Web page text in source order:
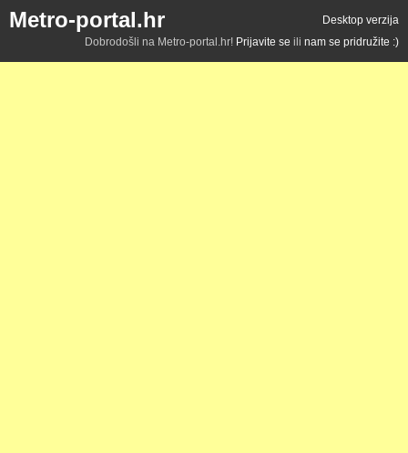
Metro-portal.hr
Desktop verzija
Dobrodošli na Metro-portal.hr! Prijavite se ili nam se pridružite :)